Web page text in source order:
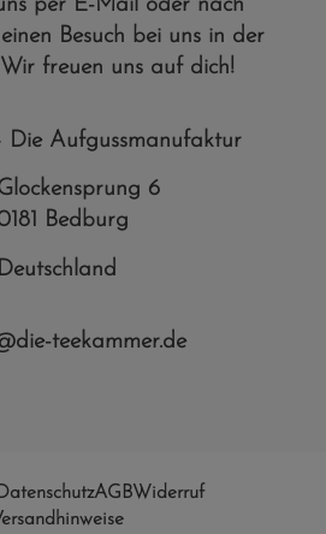
per E-Mail oder nach
Besuch bei uns in der
Wir freuen uns auf dich!
Die Aufgussmanufaktur
6
Bedburg
Deutschland
teekammer.de
DatenschutzAGBWiderruf